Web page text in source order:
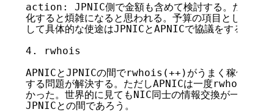
action: JPNIC側で金額も含めて検討する。ただし
化すると煩雑になると思われる。予算の項目としては
して具体的な使途はJPNICとAPNICで協議をすること
4. rwhois
APNICとJPNICの間でrwhois(++)がうまく稼働すれば
する問題が解決する。ただしAPNICは一度rwhoisに切
かった。世界的に見てもNIC同士の情報交換が一番必要
JPNICとの間であろう。